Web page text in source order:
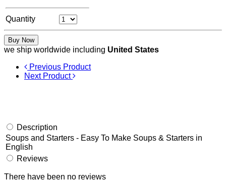
Quantity
Buy Now
we ship worldwide including United States
Previous Product
Next Product
Description
Soups and Starters - Easy To Make Soups & Starters in
English
Reviews
There have been no reviews